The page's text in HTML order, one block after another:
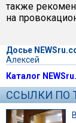
также
на
Досье
Алексей
Каталог
ССЫЛКИ ПО